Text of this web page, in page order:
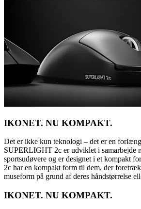
IKONET. NU KOMPAKT.
Det er ikke kun teknologi – det er en
SUPERLIGHT 2c er udviklet i samarbejde
sportsudøvere og er designet i et kompakt
2c har en kompakt form til dem, der
museform på grund af deres håndstørrelse
IKONET. NU KOMPAKT.